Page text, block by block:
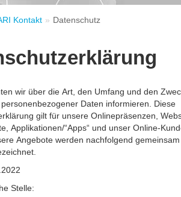
Mehr erfahren Mehr
für die
für den
200.000 Varianten für die
Chemie – Ihre individuell
Mehr erfahren
Informationen und
Daten für Sie
Mehr erfahren
und
Mehr
Deine Möglichkeiten bei ARI
Mehr erfahren
Kontakt Datenschutz
wir über die Art, den Umfang und den
Daten informieren. Diese
gilt für unsere Onlinepräsenzen,
Applikationen/“Apps“ und unser Online-
Angebote werden nachfolgend
Stelle: